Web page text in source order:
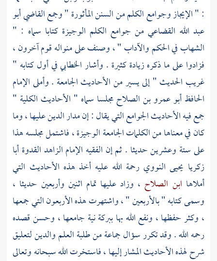
: " الإيجاز وجوامع الكلم من السنن المأثورة " وجمعالقاضي أبو
عبد الله القضاعي من جوامع الكلم الوجيزة كتابا سماه : "
الشهاب في الحكم والآداب " ، وصنف على منواله قوم آخرون ،
فزادوا على ما ذكره زيادة كثيرة . وأشارالخطابيفي أول كتابه "
غريب الحديث " إلى يسير من الأحاديث الجامعة . وأملى الإمام
الحافظ أبو عمرو بن الصلاحمجلسا سماه " الأحاديث الكلية "
جمع فيه الأحاديث الجوامع التي يقال : إن مدار الدين عليها ، وما
كان في معناها من الكلمات الجامعة الوجيزة ، فاشتمل مجلسه هذا
على ستة وعشرين حديثا . ثم إن الفقيه الإمام الزاهد القدوةأبا
زكريا يحيى النوويرحمة الله عليه أخذ هذه الأحاديث التي
أملاها ابن الصلاح ، وزاد عليها تمام اثنين وأربعين حديثا ،
وسمى كتابه " بالأربعين " ، واشتهرت هذه الأربعون التي جمعها
، وكثر حفظها ، ونفع الله بها ببركة نية جامعها ، وحسن قصده
رحمه الله . وقد تكرر سؤال جماعة من طلبة العلم والدين لتعليق
شرح لهذه الأحاديث المشار إليها ، فاستخرت الله سبحانه وتعالى